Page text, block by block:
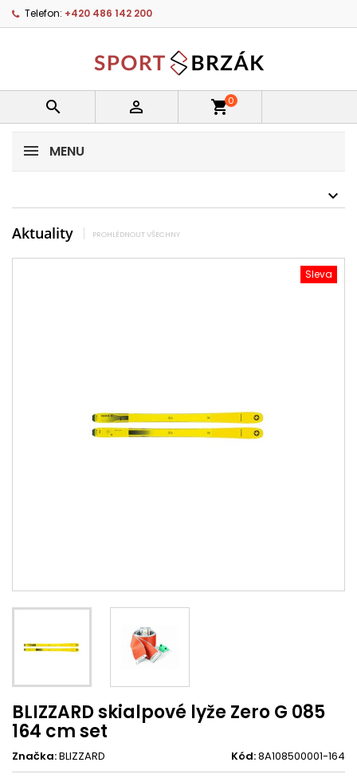
Telefon: +420 486 142 200
  shopping_cart0
MENU
Aktuality PROHLÉDNOUT VŠECHNY
Sleva
BLIZZARD skialpové lyže Zero G 085
164 cm set
Značka:BLIZZARD Kód:8A108500001-164